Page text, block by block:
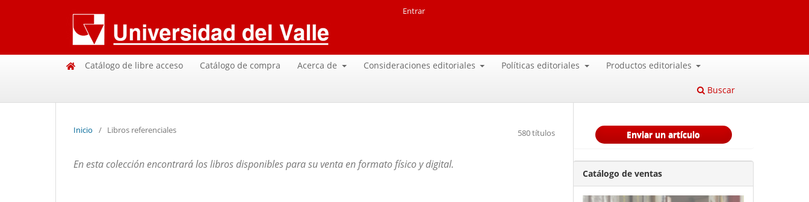
Catálogo de libre acceso Catálogo de compra Acerca de Consideraciones editoriales Políticas editoriales Productos editoriales
Buscar
Entrar
Inicio / Libros referenciales 580 títulos
En esta colección encontrará los libros disponibles para su venta en formato físico y digital.
Enviar un artículo
Catálogo de ventas